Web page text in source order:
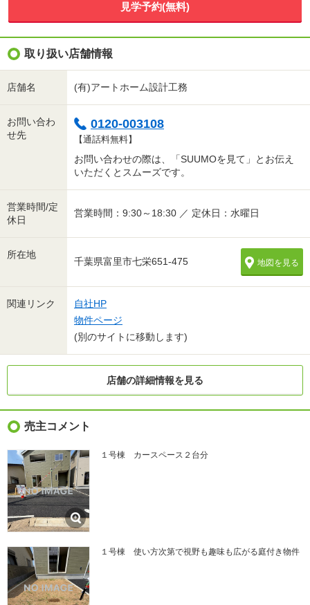
見学予約(無料)
取り扱い店舗情報
店舗名 (有)アートホーム設計工務
お問い合わ
せ先
0120-003108
【通話料無料】
お問い合わせの際は、「SUUMOを見て」とお伝え
いただくとスムーズです。
営業時間/定
休日
営業時間：9:30～18:30 ／ 定休日：水曜日
所在地
千葉県富里市七栄651-475 地図を見る
関連リンク
自社HP
物件ページ
(別のサイトに移動します)
店舗の詳細情報を見る
売主コメント
１号棟 カースペース２台分
１号棟 使い方次第で視野も趣味も広がる庭付き物件